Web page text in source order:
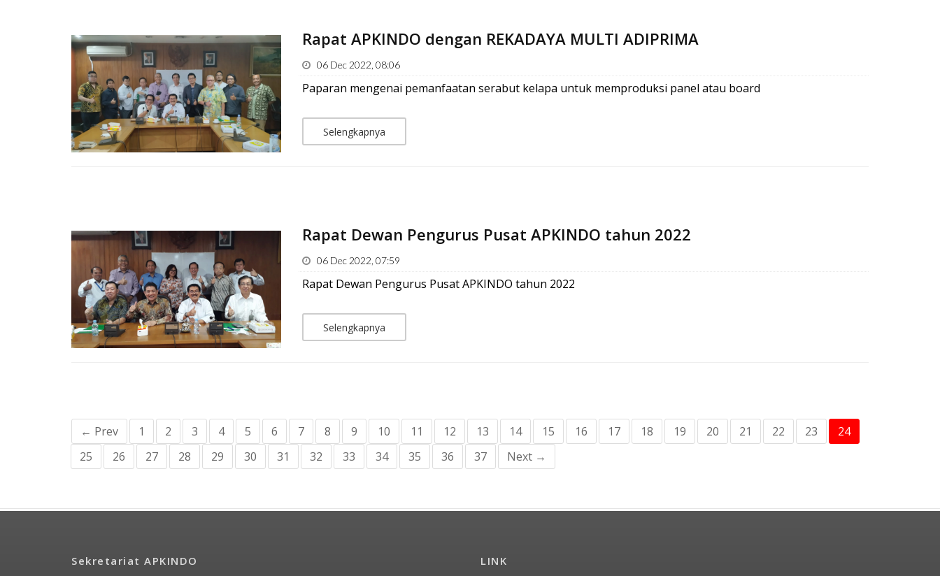
Rapat APKINDO dengan REKADAYA MULTI ADIPRIMA
06 Dec 2022, 08:06
Paparan mengenai pemanfaatan serabut kelapa untuk memproduksi panel atau board
Selengkapnya
Rapat Dewan Pengurus Pusat APKINDO tahun 2022
06 Dec 2022, 07:59
Rapat Dewan Pengurus Pusat APKINDO tahun 2022
Selengkapnya
← Prev 1 2 3 4 5 6 7 8 9 10 11 12 13 14 15 16 17 18 19 20 21 22 23
24
25
26 27 28 29 30 31 32 33 34 35 36 37 Next →
Sekretariat APKINDO LINK